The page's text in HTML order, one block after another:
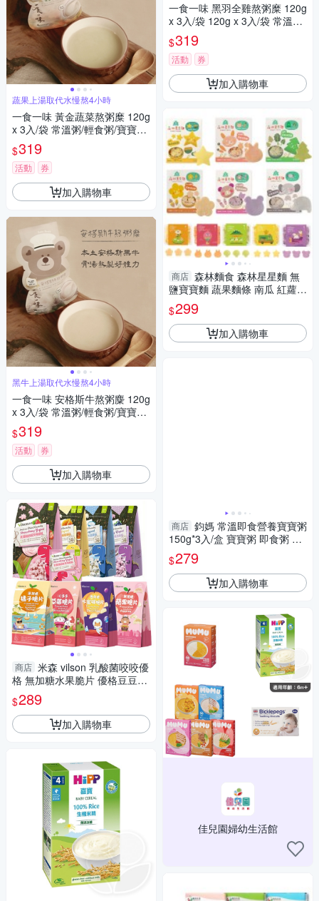
蔬果上湯取代水慢熬4小時
一食一味 黃金蔬菜熬粥糜 120g
x 3入/袋 常溫粥/輕食粥/寶寶粥/
副食品
$319
活動 券
加入購物車
黑牛上湯取代水慢熬4小時
一食一味 安格斯牛熬粥麋 120g
x 3入/袋 常溫粥/輕食粥/寶寶粥/
副食品
$319
活動 券
加入購物車
商店 米森 vilson 乳酸菌咬咬優
格 無加糖水果脆片 優格豆豆餅
優格球 恐龍 水果乾 嬰兒餅乾 5
361
$289
加入購物車
一食一味 黑羽全雞熬粥糜 120g
x 3入/袋 120g x 3入/袋 常溫粥/
輕食粥/寶寶粥/副食品
$319
活動 券
加入購物車
商店 森林麵食 森林星星麵 無
鹽寶寶麵 蔬果麵條 南瓜 紅蘿蔔
番薯 紫薯 蔬菜 寶寶麵 森森星
球2015
$299
加入購物車
商店 鈞媽 常溫即食營養寶寶粥
150g*3入/盒 寶寶粥 即食粥 副
食品 8001 鈞媽御食堂
$279
加入購物車
佳兒園婦幼生活館